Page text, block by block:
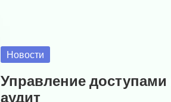
Опубликовано
Новости
Управление
аудит